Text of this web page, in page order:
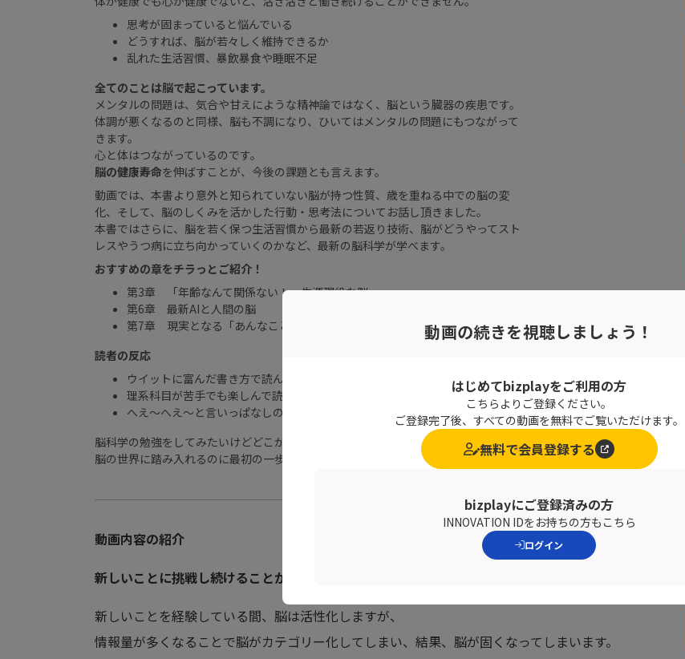
思考が固まっていると悩んでいる
どうすれば、脳が若々しく維持できるか
乱れた生活習慣、暴飲暴食や睡眠不足
全てのことは脳で起こっています。
メンタルの問題は、気合や甘えにような精神論ではなく、脳という臓器の疾患です。
体調が悪くなるのと同様、脳も不調になり、ひいてはメンタルの問題にもつながって
きます。
心と体はつながっているのです。
脳の健康寿命を伸ばすことが、今後の課題とも言えます。
動画では、本書より意外と知られていない脳が持つ性質、歳を重ねる中での脳の変
化、そして、脳のしくみを活かした行動・思考法についてお話し頂きました。
本書ではさらに、脳を若く保つ生活習慣から最新の若返り技術、脳がどうやってスト
レスやうつ病に立ち向かっていくのかなど、最新の脳科学が学べます。
おすすめの章をチラっとご紹介！
第3章 「年齢なんて関係ない！」生涯現役な脳
第6章 最新AIと人間の脳
第7章 現実となる「あんなこといいな、できたらいいな」
読者の反応
ウイットに富んだ書き方で読んでいて飽きない
理系科目が苦手でも楽しんで読める
へえ～へえ～と言いっぱなしの本
脳科学の勉強をしてみたいけどどこから手をつけて良いかよくわからないという方、
脳の世界に踏み入れるのに最初の一歩として最適な1冊となっております。
動画内容の紹介
新しいことに挑戦し続けることが 脳の健康寿命を伸ばす
新しいことを経験している間、脳は活性化しますが、
情報量が多くなることで脳がカテゴリー化してしまい、結果、脳が固くなってしまいます。
動画の続きを視聴しましょう！
はじめてbizplayをご利用の方
こちらよりご登録ください。
ご登録完了後、すべての動画を無料でご覧いただけます。
無料で会員登録する
bizplayにご登録済みの方
INNOVATION IDをお持ちの方もこちら
ログイン